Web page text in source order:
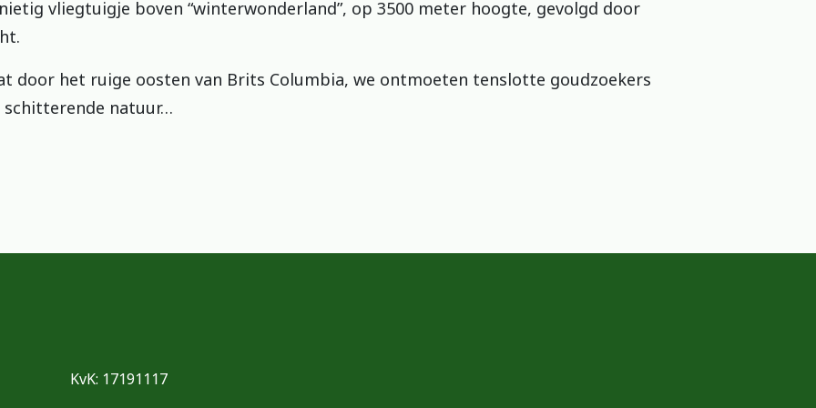
vliegtuigje boven “winterwonderland”, op 3500 meter hoogte, gevolgd door
door het ruige oosten van Brits Columbia, we ontmoeten tenslotte goudzoekers
natuur…
KvK: 17191117